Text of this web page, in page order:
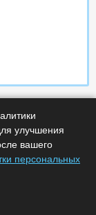
улучшения
вашего
персональных